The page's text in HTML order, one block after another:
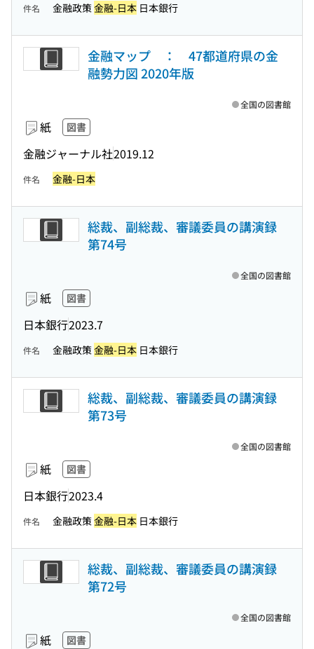
件名 金融政策金融-日本 日本銀行
金融マップ ： 47都道府県の金
融勢力図 2020年版
紙 図書
金融ジャーナル社2019.12
全国の図書館
件名 金融-日本
総裁、副総裁、審議委員の講演録
第74号
紙 図書
日本銀行2023.7
全国の図書館
件名 金融政策金融-日本 日本銀行
総裁、副総裁、審議委員の講演録
第73号
紙 図書
日本銀行2023.4
全国の図書館
件名 金融政策金融-日本 日本銀行
総裁、副総裁、審議委員の講演録
第72号
紙 図書
全国の図書館